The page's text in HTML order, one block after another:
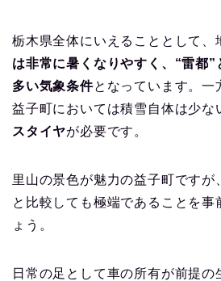
栃木県全体にいえることとして、
は非常に暑くなりやすく、“雷都
多い気象条件となっています。一
益子町においては積雪自体は少な
スタイヤが必要です。
里山の景色が魅力の益子町ですが
と比較しても極端であることを事
ょう。
日常の足として車の所有が前提の